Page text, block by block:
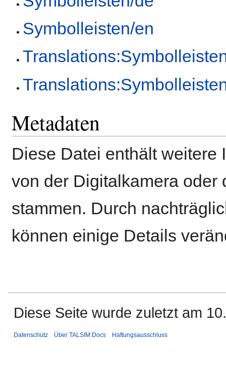
Symbolleisten/en
Metadaten
Diese Datei enthält weitere
von der Digitalkamera oder
stammen. Durch
können einige Details
Diese Seite wurde zuletzt am
Datenschutz Über TALSIM Docs Haftungsausschluss